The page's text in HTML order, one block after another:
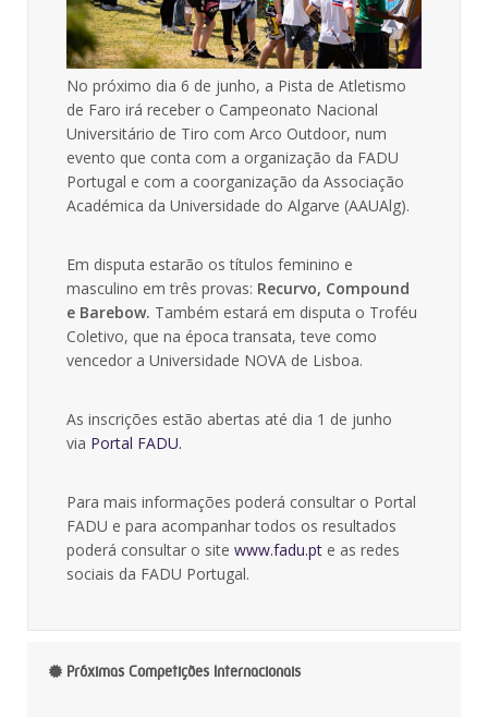
No próximo dia 6 de junho, a Pista de Atletismo
de Faro irá receber o Campeonato Nacional
Universitário de Tiro com Arco Outdoor, num
evento que conta com a organização da FADU
Portugal e com a coorganização da Associação
Académica da Universidade do Algarve (AAUAlg).
Em disputa estarão os títulos feminino e
masculino em três provas: Recurvo, Compound
e Barebow. Também estará em disputa o Troféu
Coletivo, que na época transata, teve como
vencedor a Universidade NOVA de Lisboa.
As inscrições estão abertas até dia 1 de junho
via Portal FADU.
Para mais informações poderá consultar o Portal
FADU e para acompanhar todos os resultados
poderá consultar o site www.fadu.pt e as redes
sociais da FADU Portugal.
Próximas Competições Internacionais